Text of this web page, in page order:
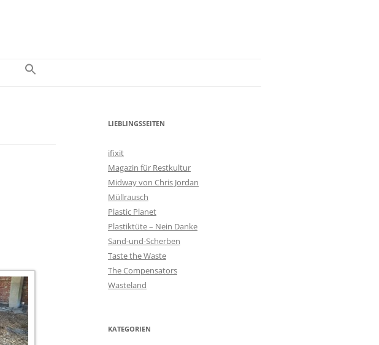
LIEBLINGSSEITEN
ifixit
Magazin für Restkultur
Midway von Chris Jordan
Müllrausch
Plastic Planet
Plastiktüte – Nein Danke
Sand-und-Scherben
Taste the Waste
The Compensators
Wasteland
KATEGORIEN